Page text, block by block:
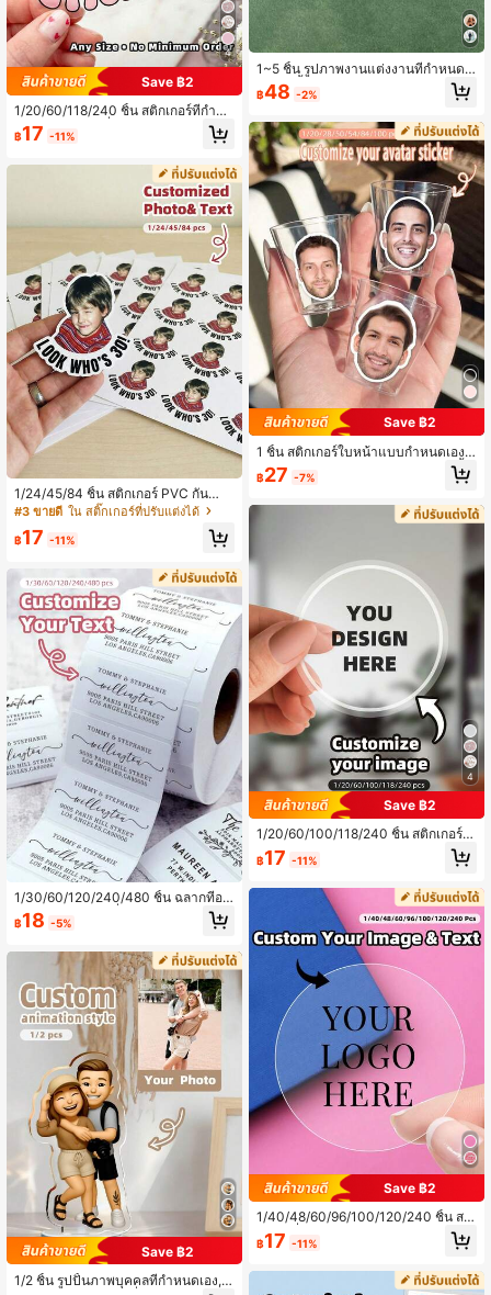
4
Save ฿2
1/20/60/118/240 ชิ้น สติกเกอร์ที่กำหน
ดเอง, ป้ายธุรกิจที่กำหนดเอง, สติกเกอร์
และโลโก้ที่กำหนดเอง, สติกเกอร์งานแต่
กเกอร์ของคุณเอง, สติกเกอร์วันเกิดที่กำ
หนดเอง, สติกเกอร์น่ารักที่กำหนดเองแบ
บติดเอง, สติกเกอร์ที่กำหนดเอง, สติกเก
อร์ที่ประณีต, ของขวัญโรแมนติก
฿17 -11%
1/24/45/84 ชิ้น สติกเกอร์ PVC กันน้ำที่
สามารถปรับแต่งรูปภาพและข้อความไ
ตี้สละโสด งานแต่งงาน กลับโรงเรียน ค
#3 ขายดี ใน สติ๊กเกอร์ที่ปรับแต่งได้
฿17 -11%
1/30/60/120/240/480 ชิ้น ฉลากที่อยู่
ส่วนบุคคล, ฉลากที่อยู่สำหรับงานแต่งง
านส่วนบุคคล, สติกเกอร์ที่อยู่ส่งคืนที่ปรั
าย, สติกเกอร์กันน้ำและกันน้ำมัน, สติกเ
กอร์ใส, หลายฟังก์ชัน, ตกแต่ง, ประณีต,
แฟชั่น, คุณภาพสูง, สติกเกอร์ที่เป็นเอกลั
กษณ์, เหมาะสำหรับห้องชา, บ้าน, สวน,
ตกแต่งสำนักงาน, ของขวัญที่เหมาะสม
สำหรับเขา, เธอ, ครอบครัว, เพื่อน, คู่รัก,
เหมาะสำหรับงานแต่งงาน, วันครบรอบ,
วันวาเลนไทน์, วันแม่, วันเกิด, วันพ่อ, วั
นจบการศึกษา
฿18 -5%
Save ฿2
1/2 ชิ้น รูปปั้นภาพบุคคลที่กำหนดเอง, ศิ
1~5 ชิ้น รูปภาพงานแต่งงานที่กำหนดเ
อง, ขาตั้งอะคริลิคตัวมนุษย์ส่วนบุคคล,
ขาตั้งเดสก์ท็อปตัวอักษรที่กำหนดเอง, ข
อง - ของขวัญร่างกายงานแต่งงานสอง
ด้าน, ของขวัญวันเกิด, ของตกแต่งบ้าน,
ของที่ระลึก, เครื่องประดับบรรยากาศอบ
อุ่นในบ้าน, กรอบรูปบ้านสำนักงาน
฿48 -2%
Save ฿2
1 ชิ้น สติกเกอร์ใบหน้าแบบกำหนดเอง,
สติกเกอร์บัณฑิต, สติกเกอร์ PVC กันน้ำ,
สติกเกอร์ตกแต่งแก้ว, สติกเกอร์ติดเอง,
ส่วนบุคคล, ของขวัญจบการศึกษา, สติก
฿27 -7%
4
Save ฿2
1/20/60/100/118/240 ชิ้น สติกเกอร์ที่
กำหนดเอง, ป้ายธุรกิจส่วนตัว, สติกเกอร์
และโลโก้ที่กำหนดเอง, สติกเกอร์งานแต่
บสติกเกอร์ของคุณเอง, สติกเกอร์วันเกิด
ส่วนตัว, สติกเกอร์ที่กำหนดเองน่ารักแบ
บติดเอง, ส่วนตัว, อุปกรณ์เสริมที่สวยงา
ม, ของขวัญโรแมนติก, ของขวัญที่เหมา
ะสมสำหรับพ่อ, แม่, ลูกชาย, ลูกสาว, เห
มาะสำหรับงานแต่งงาน, เปิดโรงเรียน,
ฮาโลวีน, คริสต์มาส
฿17 -11%
Save ฿2
1/40/48/60/96/100/120/240 ชิ้น สติ
กเกอร์ที่กำหนดเอง, สติกเกอร์กระดาษกั
นน้ำ, สติกเกอร์ใส, ป้ายธุรกิจส่วนตัว, ส
ร์งานแต่งงาน วันเกิด พิธีรับศีลล้างบาป,
฿17 -11%